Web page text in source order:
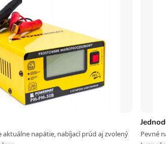
aktuálne napätie, nabíjací prúd aj zvolený
Pevné